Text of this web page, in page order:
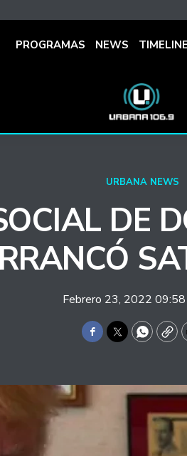
PROGRAMAS NEWS TIMELINE
URBANA NEWS
DE
Febrero 23, 2022 09:58
Facebook
Twitter